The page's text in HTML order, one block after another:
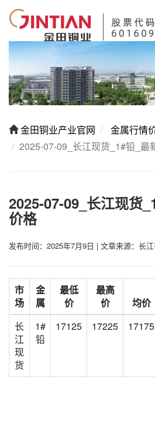
金田铜业产业官网
金属行情
2025-07-09_长江现货_1#铅_最
2025-07-09_长江现货
价格
发布时间：2025年7月9日 | 文章来源：长
市
场
金
属
最低
价
最高
价
均价
长
江
现
货
1#
铅
17125 17225 17175